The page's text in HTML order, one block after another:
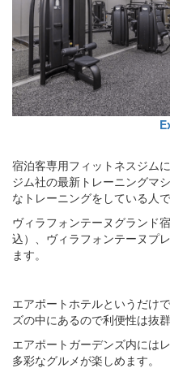
宿泊客専用フィットネスジム
ジム社の最新トレーニングマ
なトレーニングをしている人
ヴィラフォンテーヌグランド
込）、ヴィラフォンテーヌプ
ます。
エアポートホテルというだけ
ズの中にあるので利便性は抜群
エアポートガーデンズ内には
多彩なグルメが楽しめます。